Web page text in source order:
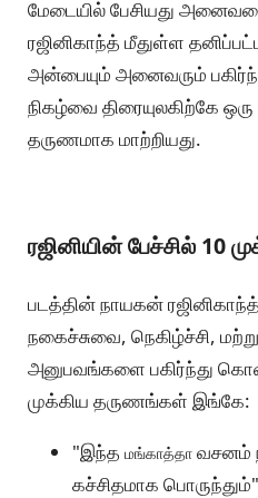
மேடையில் பேசியது
ரஜினிகாந்த் மீதுள்ள
அன்பையும் அனைவரும்
நிகழ்வை திரையுலகிற்கே
தருணமாக மாற்றியது.
ரஜினியின் பேச்சில் 10
படத்தின் நாயகன்
நகைச்சுவை, நெகிழ்ச்சி,
அனுபவங்களை பகிர்ந்து
முக்கிய தருணங்கள் இங்கே:
"இந்த மங்காத்தா வசனம்
கச்சிதமாக